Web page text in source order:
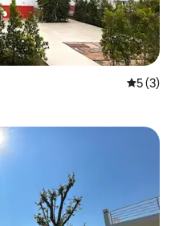
Средна
5 (3)